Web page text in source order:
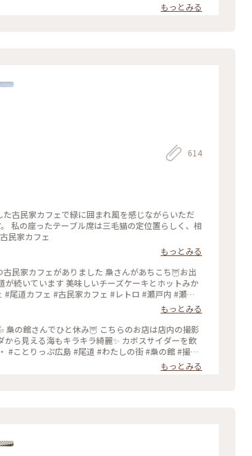
もっとみる
614
古民家カフェで緑に囲まれ風を感じながらいただ
ぽ #古民家カフェ
もっとみる
民家カフェがありました 梟さんがあちこち🦉お出
続いています 美味しいチーズケーキとホットみか
カフェ #古民家カフェ #レトロ #瀬戸内 #瀬戸
旅
もっとみる
の館さんでひと休み🦉 こちらのお店は店内の撮影
ら見える海もキラキラ綺麗✨ カボスサイダーを飲
ぷ広島 #尾道 #わたしの街 #梟の館 #撮影
もっとみる